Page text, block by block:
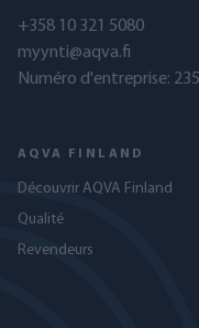
+358 10 321 5080
myynti@aqva.fi
Numéro d'entreprise:
AQVA FINLAND
Découvrir AQVA Finland
Qualité
Revendeurs